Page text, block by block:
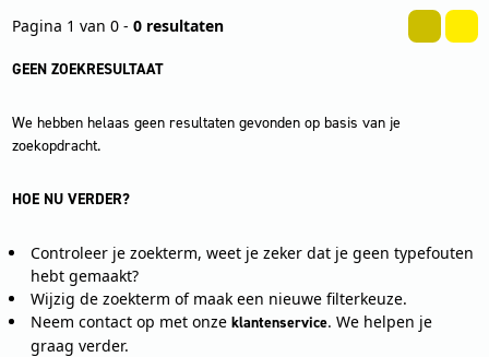
Pagina 1 van 0 - 0 resultaten
GEEN ZOEKRESULTAAT
We hebben helaas geen resultaten gevonden op basis van je
zoekopdracht.
HOE NU VERDER?
Controleer je zoekterm, weet je zeker dat je geen typefouten
hebt gemaakt?
Wijzig de zoekterm of maak een nieuwe filterkeuze.
Neem contact op met onze klantenservice. We helpen je
graag verder.